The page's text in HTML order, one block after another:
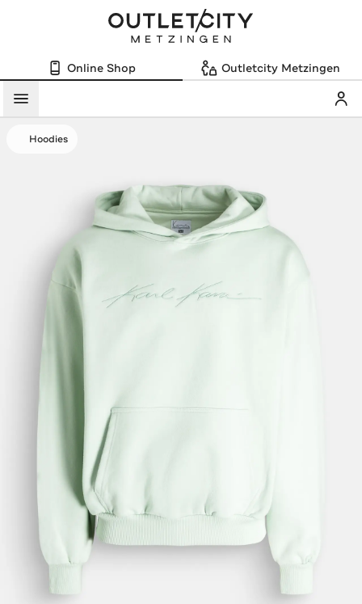
Online Shop Outletcity Metzingen
Menü
Hoodies